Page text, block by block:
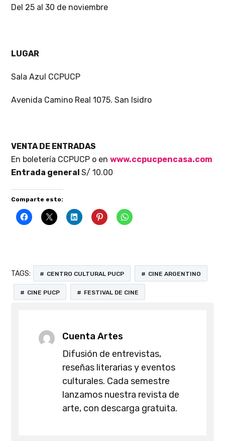
Del 25 al 30 de noviembre
LUGAR
Sala Azul CCPUCP
Avenida Camino Real 1075. San Isidro
VENTA DE ENTRADAS
En boletería CCPUCP o en www.ccpucpencasa.com
Entrada generalS/ 10.00
Comparte esto:
TAGS: CENTRO CULTURAL PUCP CINE ARGENTINO
CINE PUCP FESTIVAL DE CINE
Cuenta Artes
Difusión de entrevistas,
reseñas literarias y eventos
culturales. Cada semestre
lanzamos nuestra revista de
arte, con descarga gratuita.